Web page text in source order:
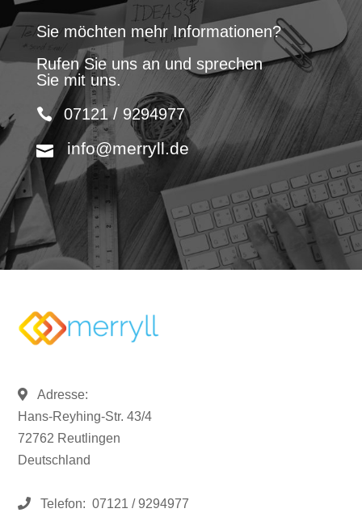
Sie möchten mehr Informationen?
Rufen Sie uns an und sprechen
Sie mit uns.
07121 / 9294977
info@merryll.de
Adresse:
Hans-Reyhing-Str. 43/4
72762 Reutlingen
Deutschland
Telefon: 07121 / 9294977